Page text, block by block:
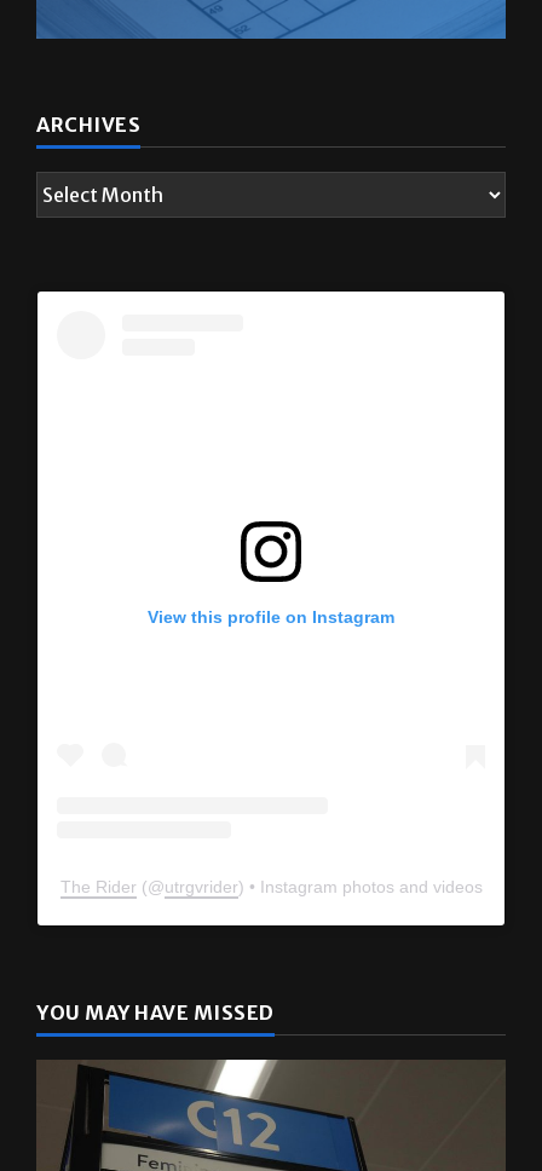
ARCHIVES
View this profile on Instagram
The Rider (@utrgvrider) • Instagram photos and videos
YOU MAY HAVE MISSED